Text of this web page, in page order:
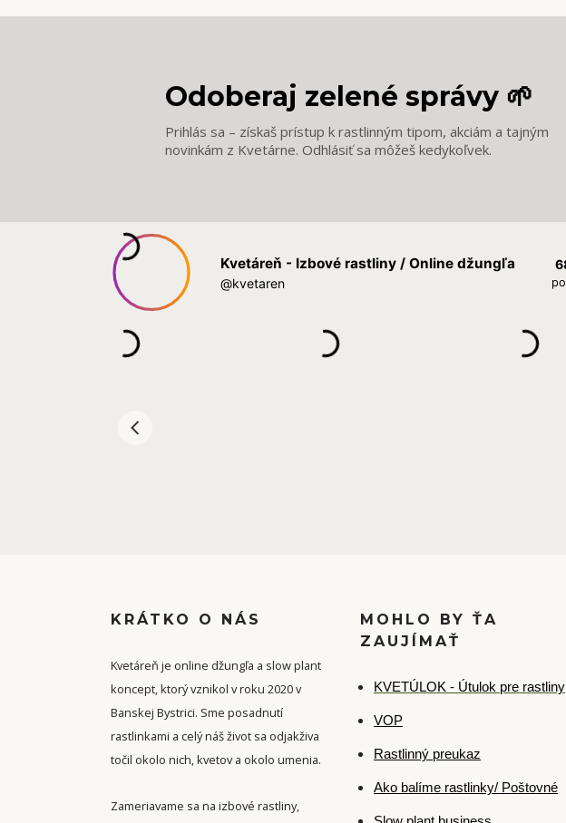
Odoberaj zelené správy 🌱
Prihlás sa – získaš prístup k rastlinným tipom, akciám a tajným
novinkám z Kvetárne. Odhlásiť sa môžeš kedykoľvek.
KRÁTKO O NÁS
Kvetáreň je online džungľa a slow plant
koncept, ktorý vznikol v roku 2020 v
Banskej Bystrici. Sme posadnutí
rastlinkami a celý náš život sa odjakživa
točil okolo nich, kvetov a okolo umenia.
Zameriavame sa na izbové rastliny,
MOHLO BY ŤA
ZAUJÍMAŤ
KVETÚLOK - Útulok pre rastliny
VOP
Rastlinný preukaz
Ako balíme rastlinky/ Poštovné